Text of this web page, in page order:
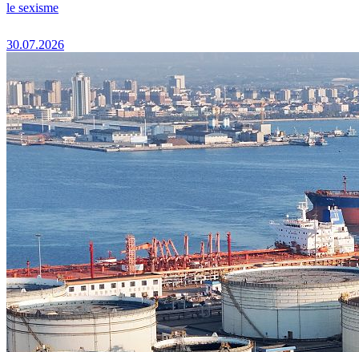
le sexisme
30.07.2026